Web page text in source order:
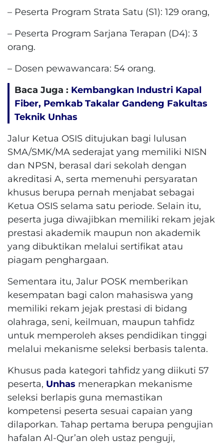
– Peserta Program Strata Satu (S1): 129 orang,
– Peserta Program Sarjana Terapan (D4): 3
orang.
– Dosen pewawancara: 54 orang.
Baca Juga : Kembangkan Industri Kapal
Fiber, Pemkab Takalar Gandeng Fakultas
Teknik Unhas
Jalur Ketua OSIS ditujukan bagi lulusan
SMA/SMK/MA sederajat yang memiliki NISN
dan NPSN, berasal dari sekolah dengan
akreditasi A, serta memenuhi persyaratan
khusus berupa pernah menjabat sebagai
Ketua OSIS selama satu periode. Selain itu,
peserta juga diwajibkan memiliki rekam jejak
prestasi akademik maupun non akademik
yang dibuktikan melalui sertifikat atau
piagam penghargaan.
Sementara itu, Jalur POSK memberikan
kesempatan bagi calon mahasiswa yang
memiliki rekam jejak prestasi di bidang
olahraga, seni, keilmuan, maupun tahfidz
untuk memperoleh akses pendidikan tinggi
melalui mekanisme seleksi berbasis talenta.
Khusus pada kategori tahfidz yang diikuti 57
peserta, Unhas menerapkan mekanisme
seleksi berlapis guna memastikan
kompetensi peserta sesuai capaian yang
dilaporkan. Tahap pertama berupa pengujian
hafalan Al-Qur’an oleh ustaz penguji,